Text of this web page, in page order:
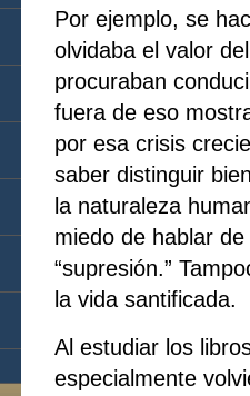
Por ejemplo, se
olvidaba el valor
procuraban
fuera de eso
por esa crisis
saber distinguir
la naturaleza
miedo de hablar
“supresión.”
la vida santificada.
Al estudiar los
especialmente